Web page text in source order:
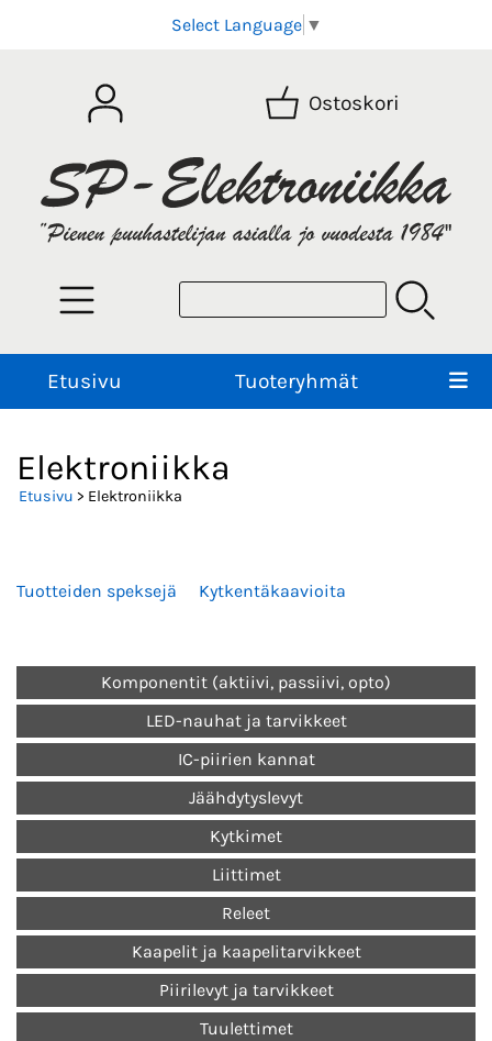
Select Language ▼
Ostoskori
Etusivu Tuoteryhmät
Elektroniikka
Etusivu > Elektroniikka
Tuotteiden speksejä Kytkentäkaavioita
Komponentit (aktiivi, passiivi, opto)
LED-nauhat ja tarvikkeet
IC-piirien kannat
Jäähdytyslevyt
Kytkimet
Liittimet
Releet
Kaapelit ja kaapelitarvikkeet
Piirilevyt ja tarvikkeet
Tuulettimet